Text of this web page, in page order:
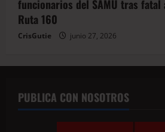
funcionarios del SAMU tras fatal
Ruta 160
CrisGutie junio 27, 2026
PUBLICA CON NOSOTROS